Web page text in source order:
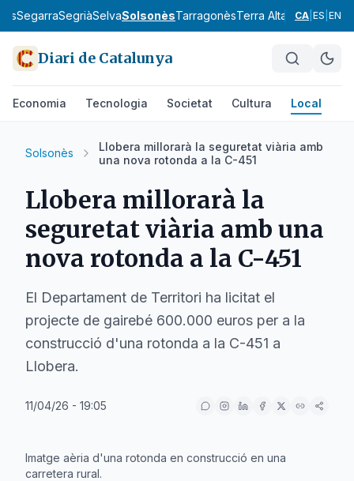
SegarraSegriàSelvaSolsonèsTarragonèsTerra Alta UrgellVallès
CA ES EN
Diari de Catalunya
Economia Tecnologia Societat Cultura Local
Solsonès
Llobera millorarà la seguretat viària amb
una nova rotonda a la C-451
Llobera millorarà la
seguretat viària amb una
nova rotonda a la C-451
El Departament de Territori ha licitat el
projecte de gairebé 600.000 euros per a la
construcció d'una rotonda a la C-451 a
Llobera.
11/04/26 - 19:05
Imatge aèria d'una rotonda en construcció en una
carretera rural.